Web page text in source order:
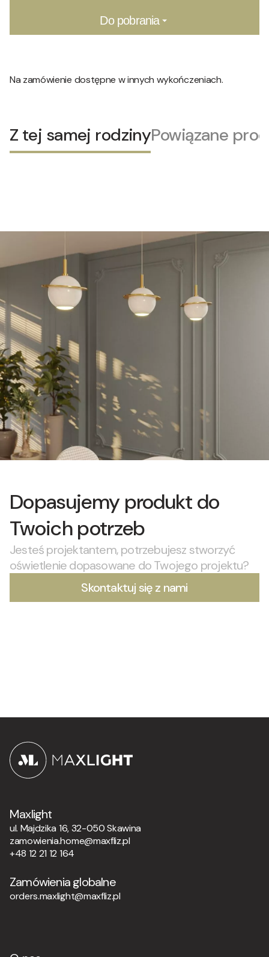
Do pobrania
Na zamówienie dostępne w innych wykończeniach.
Z tej samej rodzinyPowiązane
Dopasujemy produkt do
Twoich potrzeb
Jesteś projektantem, potrzebujesz stworzyć
oświetlenie dopasowane do Twojego projektu?
Skontaktuj się z nami
Maxlight
ul. Majdzika 16, 32-050 Skawina
zamowienia.home@maxfliz.pl
+48 12 21 12 164
Zamówienia globalne
orders.maxlight@maxfliz.pl